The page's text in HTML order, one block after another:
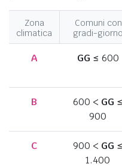
Zona
climatica
Comuni con
gradi-giorno
A GG ≤ 600
B 600 < GG ≤
900
C 900 < GG ≤
1.400